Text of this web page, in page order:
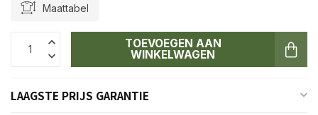
Maattabel
TOEVOEGEN AAN
WINKELWAGEN
LAAGSTE PRIJS GARANTIE